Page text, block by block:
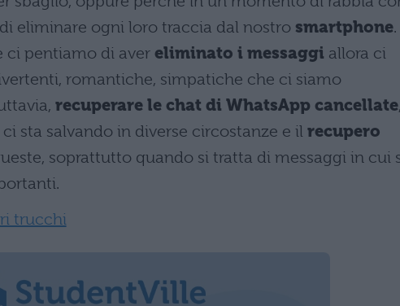
eliminare ogni loro traccia dal nostro smartphone.
ci pentiamo di aver eliminato i messaggi allora ci
romantiche, simpatiche che ci siamo
recuperare le chat di WhatsApp cancellate
sta salvando in diverse circostanze e il recupero
soprattutto quando si tratta di messaggi in cui
trucchi